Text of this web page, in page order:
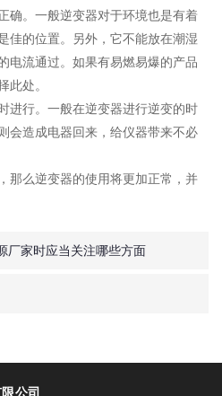
。一般逆变器对于环境也是有着
佳的位置。另外，它不能放在潮湿
电流通过。如果有易燃易爆的产品
此处。
行。一般在逆变器进行逆变的时
会造成电器回来，给仪器带来不必
么逆变器的使用将更加正常，并
厂家时应当关注哪些方面
公司